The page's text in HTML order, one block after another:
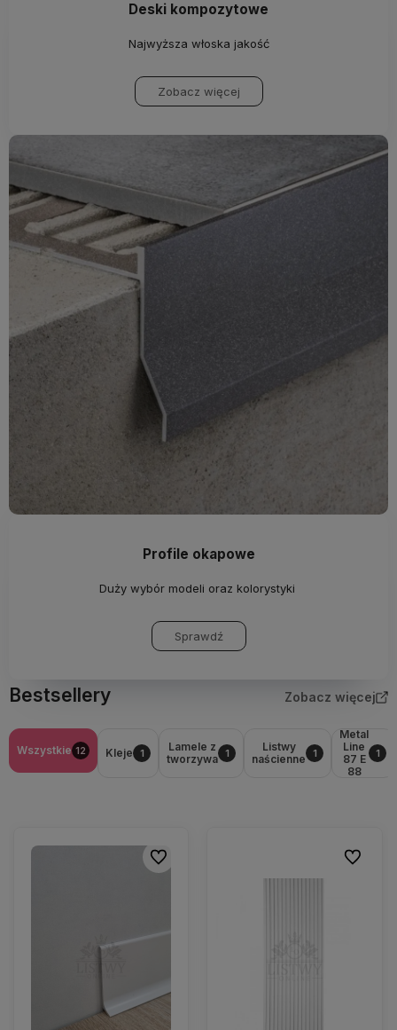
Deski kompozytowe
Najwyższa włoska jakość
Zobacz więcej
Profile okapowe
Duży wybór modeli oraz kolorystyki
Sprawdź
Bestsellery Zobacz więcej
Wszystkie 12 Kleje 1
Lamele z
tworzywa 1
Listwy
naścienne
1
Metal
Line
87 E
88
1
Do ulubionych Do